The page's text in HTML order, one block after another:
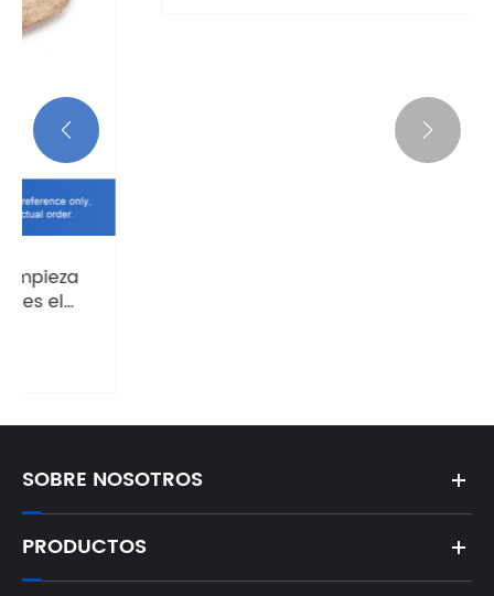
¿Puedo comer 10 latas de atún a la
 
SOBRE NOSOTROS
PRODUCTOS